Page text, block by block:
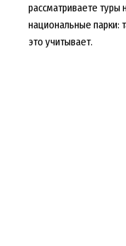
рассматриваете туры
национальные парки:
это учитывает.